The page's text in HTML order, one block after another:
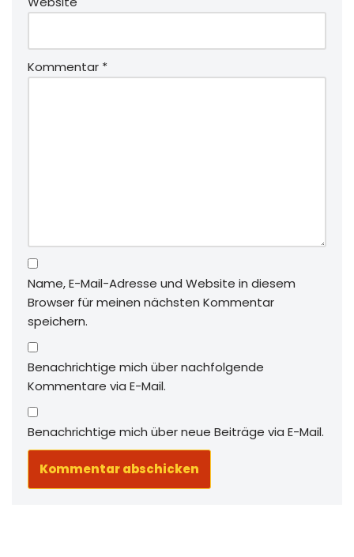
Kommentar *
Name, E-Mail-Adresse und Website in diesem
Browser für meinen nächsten Kommentar
speichern.
Benachrichtige mich über nachfolgende
Kommentare via E-Mail.
Benachrichtige mich über neue Beiträge via E-Mail.